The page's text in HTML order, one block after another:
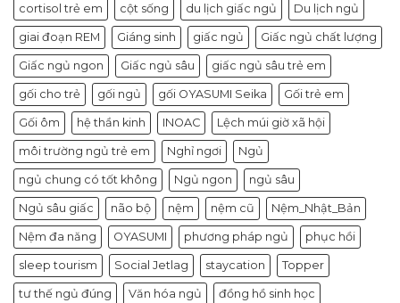
cortisol trẻ em cột sống du lịch giấc ngủ Du lịch ngủ
giai đoạn REM Giáng sinh giấc ngủ Giấc ngủ chất lượng
Giấc ngủ ngon Giấc ngủ sâu giấc ngủ sâu trẻ em
gối cho trẻ gối ngủ gối OYASUMI Seika Gối trẻ em
Gối ôm hệ thần kinh INOAC Lệch múi giờ xã hội
môi trường ngủ trẻ em Nghỉ ngơi Ngủ
ngủ chung có tốt không Ngủ ngon ngủ sâu
Ngủ sâu giấc não bộ nệm nệm cũ Nệm_Nhật_Bản
Nệm đa năng OYASUMI phương pháp ngủ phục hồi
sleep tourism Social Jetlag staycation Topper
tư thế ngủ đúng Văn hóa ngủ đồng hồ sinh học